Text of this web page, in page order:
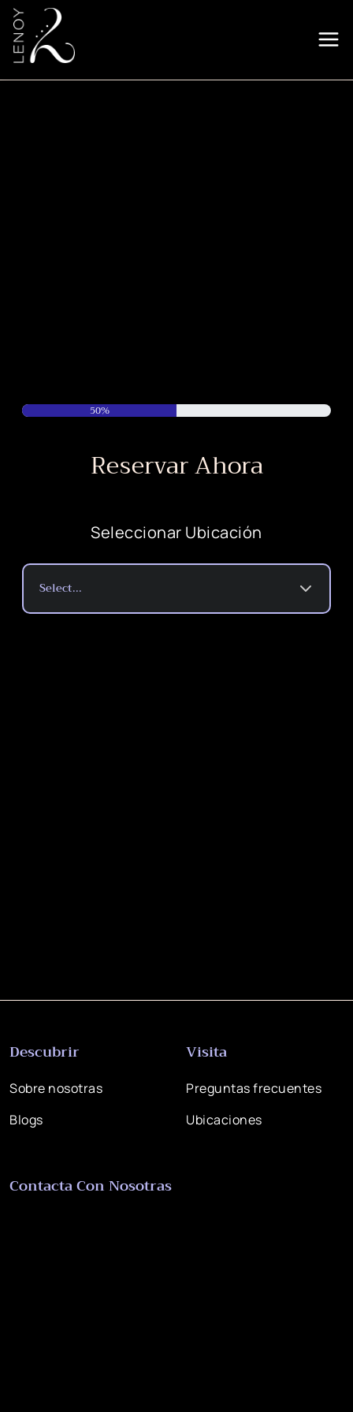
50%
Reservar Ahora
Seleccionar Ubicación
Select...
Descubrir
Sobre nosotras
Blogs
Visita
Preguntas frecuentes
Ubicaciones
Contacta Con Nosotras